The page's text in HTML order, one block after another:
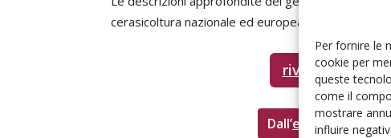
Per fornire le
cookie per
queste
come il
mostrare
influire
cerasicoltura nazionale ed europea sono disponibili
rivista di
Dall’edicola digitale